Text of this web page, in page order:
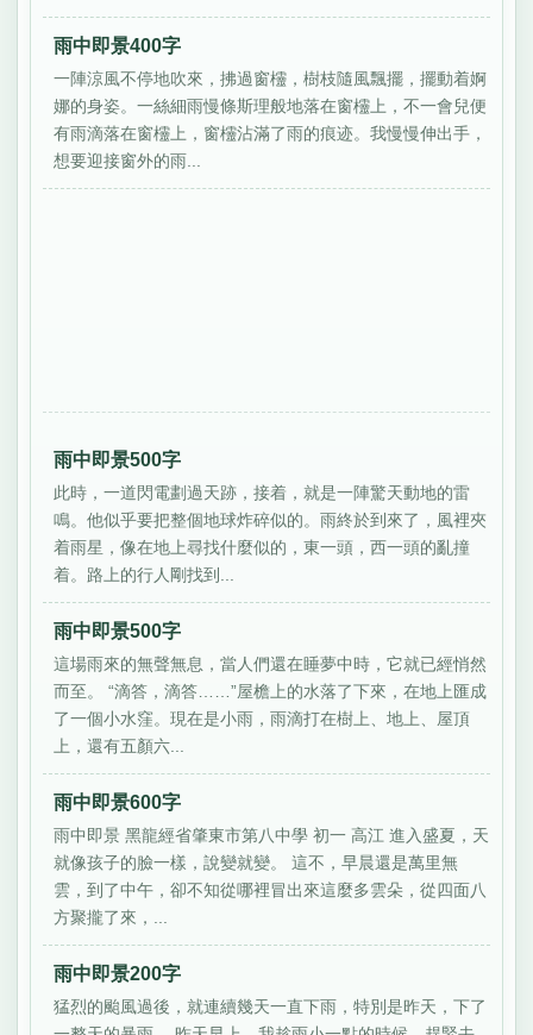
雨中即景400字
一陣涼風不停地吹來，拂過窗欞，樹枝隨風飄擺，擺動着婀
娜的身姿。一絲細雨慢條斯理般地落在窗欞上，不一會兒便
有雨滴落在窗欞上，窗欞沾滿了雨的痕迹。我慢慢伸出手，
想要迎接窗外的雨...
雨中即景500字
此時，一道閃電劃過天跡，接着，就是一陣驚天動地的雷
鳴。他似乎要把整個地球炸碎似的。雨終於到來了，風裡夾
着雨星，像在地上尋找什麼似的，東一頭，西一頭的亂撞
着。路上的行人剛找到...
雨中即景500字
這場雨來的無聲無息，當人們還在睡夢中時，它就已經悄然
而至。 “滴答，滴答……”屋檐上的水落了下來，在地上匯成
了一個小水窪。現在是小雨，雨滴打在樹上、地上、屋頂
上，還有五顏六...
雨中即景600字
雨中即景 黑龍經省肇東市第八中學 初一 高江 進入盛夏，天
就像孩子的臉一樣，說變就變。 這不，早晨還是萬里無
雲，到了中午，卻不知從哪裡冒出來這麼多雲朵，從四面八
方聚攏了來，...
雨中即景200字
猛烈的颱風過後，就連續幾天一直下雨，特別是昨天，下了